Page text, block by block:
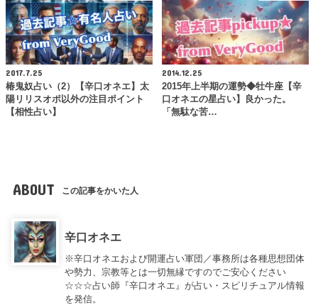
2017.7.25
椿鬼奴占い（2）【辛口オネエ】太
陽リリスオポ以外の注目ポイント
【相性占い】
2014.12.25
2015年上半期の運勢◆牡牛座【辛
口オネエの星占い】良かった。
「無駄な苦…
ABOUT この記事をかいた人
辛口オネエ
※辛口オネエおよび開運占い軍団／事務所は各種思想団体
や勢力、宗教等とは一切無縁ですのでご安心ください
☆☆☆占い師『辛口オネエ』が占い・スピリチュアル情報
を発信。